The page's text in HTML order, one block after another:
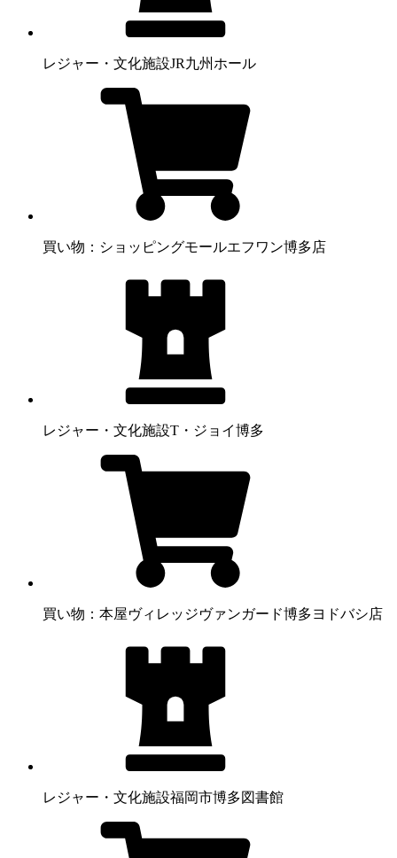
レジャー・文化施設JR九州ホール
買い物：ショッピングモールエフワン博多店
レジャー・文化施設T・ジョイ博多
買い物：本屋ヴィレッジヴァンガード博多ヨドバシ店
レジャー・文化施設福岡市博多図書館